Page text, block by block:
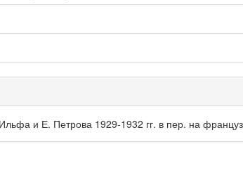
и Е. Петрова 1929-1932 гг. в пер. на